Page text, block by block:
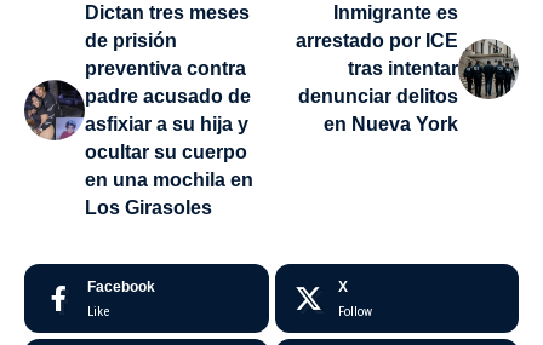
Dictan tres meses
de prisión
preventiva contra
padre acusado de
asfixiar a su hija y
ocultar su cuerpo
en una mochila en
Los Girasoles
Inmigrante es
arrestado por ICE
tras intentar
denunciar delitos
en Nueva York
Facebook
Like
X
Follow